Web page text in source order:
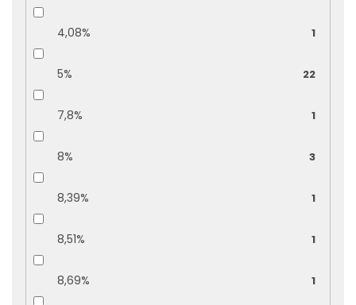
4,08% 1
5% 22
7,8% 1
8% 3
8,39% 1
8,51% 1
8,69% 1